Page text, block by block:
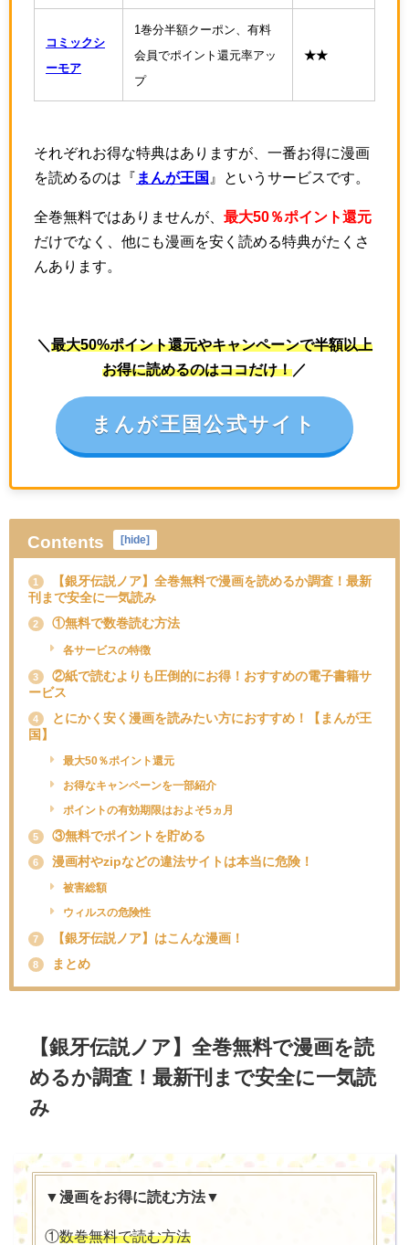
コミックシ
ーモア
1巻分半額クーポン、有料
会員でポイント還元率アッ
プ
★★
それぞれお得な特典はありますが、一番お得に漫画
を読めるのは『 まんが王国 』というサービスです。
全巻無料ではありませんが、 最大50％ポイント還元
だけでなく、他にも漫画を安く読める特典がたくさ
んあります。
＼ 最大50%ポイント還元やキャンペーンで半額以上
お得に読めるのはココだけ！ ／
まんが王国公式サイト
Contents [hide]
1
【銀牙伝説ノア】全巻無料で漫画を読めるか調査！最新
刊まで安全に一気読み
2 ①無料で数巻読む方法
各サービスの特徴
3
②紙で読むよりも圧倒的にお得！おすすめの電子書籍サ
ービス
4
とにかく安く漫画を読みたい方におすすめ！【まんが王
国】
最大50％ポイント還元
お得なキャンペーンを一部紹介
ポイントの有効期限はおよそ5ヵ月
5 ③無料でポイントを貯める
6 漫画村やzipなどの違法サイトは本当に危険！
被害総額
ウィルスの危険性
7 【銀牙伝説ノア】はこんな漫画！
8 まとめ
【銀牙伝説ノア】全巻無料で漫画を読
めるか調査！最新刊まで安全に一気読
み
▼漫画をお得に読む方法▼
①数巻無料で読む方法